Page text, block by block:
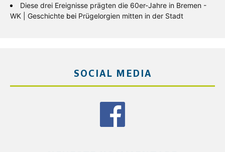
Diese drei Ereignisse prägten die 60er-Jahre in Bremen -
WK | Geschichte bei Prügelorgien mitten in der Stadt
SOCIAL MEDIA